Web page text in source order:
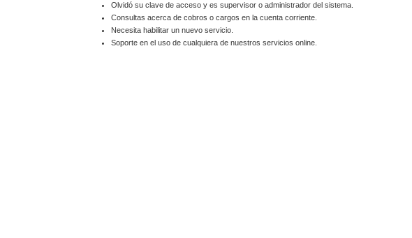
Olvidó su clave de acceso y es supervisor o administrador del sistema.
Consultas acerca de cobros o cargos en la cuenta corriente.
Necesita habilitar un nuevo servicio.
Soporte en el uso de cualquiera de nuestros servicios online.